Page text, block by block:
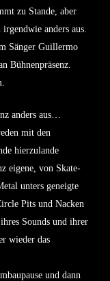
zu Stande, aber
anders aus.
Sänger Guillermo
Bühnenpräsenz.
anders aus…
mit den
hierzulande
eigene, von Skate-
unters geneigte
Pits und Nacken
Sounds und ihrer
wieder das
und dann